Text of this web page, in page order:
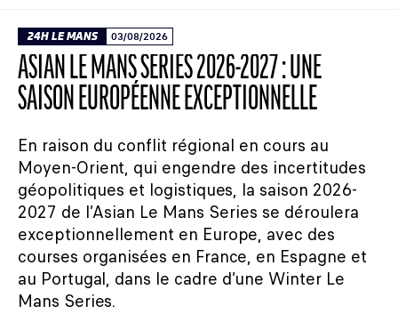
24H LE MANS 03/08/2026
ASIAN LE MANS SERIES 2026-2027 : UNE
SAISON EUROPÉENNE EXCEPTIONNELLE
En raison du conflit régional en cours au
Moyen-Orient, qui engendre des incertitudes
géopolitiques et logistiques, la saison 2026-
2027 de l’Asian Le Mans Series se déroulera
exceptionnellement en Europe, avec des
courses organisées en France, en Espagne et
au Portugal, dans le cadre d’une Winter Le
Mans Series.